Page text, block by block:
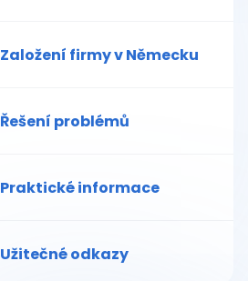
Založení firmy v Německu
Řešení problémů
Praktické informace
Užitečné odkazy